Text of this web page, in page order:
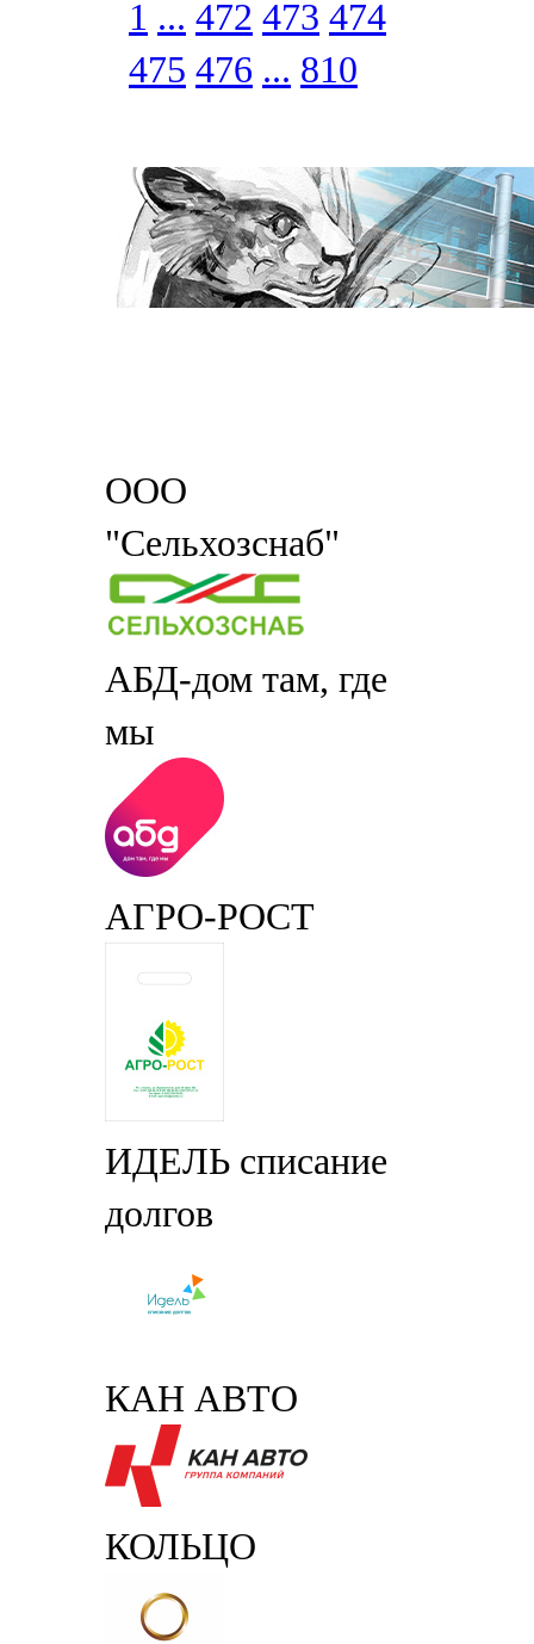
1 ... 472 473 474
475 476 ... 810
ООО
"Сельхозснаб"
АБД-дом там, где
мы
АГРО-РОСТ
ИДЕЛЬ списание
долгов
КАН АВТО
КОЛЬЦО